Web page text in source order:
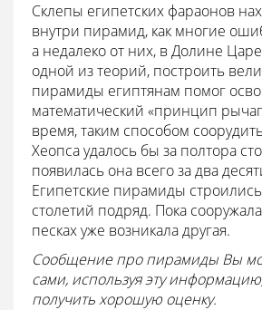
Склепы египетских фараонов
внутри пирамид, как многие
а недалеко от них, в Долине
одной из теорий, построить
пирамиды египтянам помог
математический «принцип
время, таким способом
Хеопса удалось бы за полтора
появилась она всего за два
Египетские пирамиды
столетий подряд. Пока
песках уже возникала другая.
Сообщение про пирамиды Вы
сами, используя эту
получить хорошую оценку.